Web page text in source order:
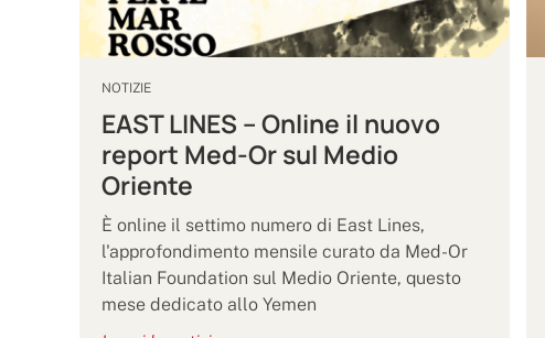
NOTIZIE
EAST LINES – Online il nuovo
report Med-Or sul Medio
Oriente
È online il settimo numero di East Lines,
l'approfondimento mensile curato da Med-Or
Italian Foundation sul Medio Oriente, questo
mese dedicato allo Yemen